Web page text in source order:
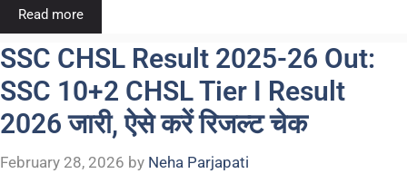
Read more
SSC CHSL Result 2025-26 Out:
SSC 10+2 CHSL Tier I Result
2026 जारी, ऐसे करें रिजल्ट चेक
February 28, 2026 by Neha Parjapati